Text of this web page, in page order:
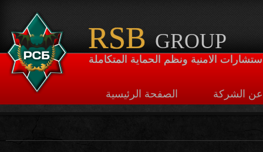
RSB GROUP
الامنية ونظم الحماية المتكاملة
الصفحة الرئيسية عن الشركة